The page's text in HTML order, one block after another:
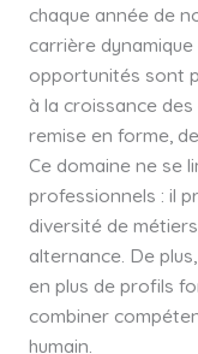
chaque année de
carrière
opportunités sont
à la croissance
remise en forme,
Ce domaine ne se
professionnels : il
diversité de
alternance. De
en plus de profils
combiner
humain.